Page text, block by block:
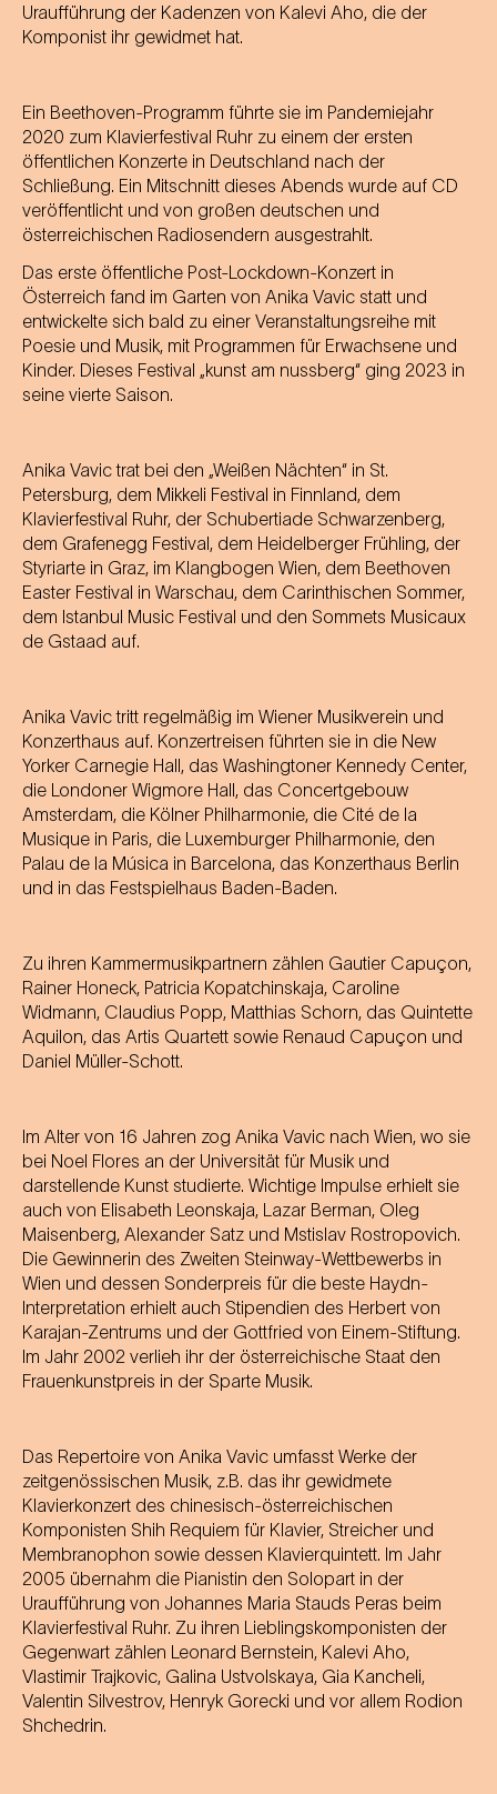
Uraufführung der Kadenzen von Kalevi Aho, die der
Komponist ihr gewidmet hat.
Ein Beethoven-Programm führte sie im Pandemiejahr
2020 zum Klavierfestival Ruhr zu einem der ersten
öffentlichen Konzerte in Deutschland nach der
Schließung. Ein Mitschnitt dieses Abends wurde auf CD
veröffentlicht und von großen deutschen und
österreichischen Radiosendern ausgestrahlt.
Das erste öffentliche Post-Lockdown-Konzert in
Österreich fand im Garten von Anika Vavic statt und
entwickelte sich bald zu einer Veranstaltungsreihe mit
Poesie und Musik, mit Programmen für Erwachsene und
Kinder. Dieses Festival „kunst am nussberg“ ging 2023 in
seine vierte Saison.
Anika Vavic trat bei den „Weißen Nächten“ in St.
Petersburg, dem Mikkeli Festival in Finnland, dem
Klavierfestival Ruhr, der Schubertiade Schwarzenberg,
dem Grafenegg Festival, dem Heidelberger Frühling, der
Styriarte in Graz, im Klangbogen Wien, dem Beethoven
Easter Festival in Warschau, dem Carinthischen Sommer,
dem Istanbul Music Festival und den Sommets Musicaux
de Gstaad auf.
Anika Vavic tritt regelmäßig im Wiener Musikverein und
Konzerthaus auf. Konzertreisen führten sie in die New
Yorker Carnegie Hall, das Washingtoner Kennedy Center,
die Londoner Wigmore Hall, das Concertgebouw
Amsterdam, die Kölner Philharmonie, die Cité de la
Musique in Paris, die Luxemburger Philharmonie, den
Palau de la Música in Barcelona, das Konzerthaus Berlin
und in das Festspielhaus Baden-Baden.
Zu ihren Kammermusikpartnern zählen Gautier Capuçon,
Rainer Honeck, Patricia Kopatchinskaja, Caroline
Widmann, Claudius Popp, Matthias Schorn, das Quintette
Aquilon, das Artis Quartett sowie Renaud Capuçon und
Daniel Müller-Schott.
Im Alter von 16 Jahren zog Anika Vavic nach Wien, wo sie
bei Noel Flores an der Universität für Musik und
darstellende Kunst studierte. Wichtige Impulse erhielt sie
auch von Elisabeth Leonskaja, Lazar Berman, Oleg
Maisenberg, Alexander Satz und Mstislav Rostropovich.
Die Gewinnerin des Zweiten Steinway-Wettbewerbs in
Wien und dessen Sonderpreis für die beste Haydn-
Interpretation erhielt auch Stipendien des Herbert von
Karajan-Zentrums und der Gottfried von Einem-Stiftung.
Im Jahr 2002 verlieh ihr der österreichische Staat den
Frauenkunstpreis in der Sparte Musik.
Das Repertoire von Anika Vavic umfasst Werke der
zeitgenössischen Musik, z.B. das ihr gewidmete
Klavierkonzert des chinesisch-österreichischen
Komponisten Shih Requiem für Klavier, Streicher und
Membranophon sowie dessen Klavierquintett. Im Jahr
2005 übernahm die Pianistin den Solopart in der
Uraufführung von Johannes Maria Stauds Peras beim
Klavierfestival Ruhr. Zu ihren Lieblingskomponisten der
Gegenwart zählen Leonard Bernstein, Kalevi Aho,
Vlastimir Trajkovic, Galina Ustvolskaya, Gia Kancheli,
Valentin Silvestrov, Henryk Gorecki und vor allem Rodion
Shchedrin.